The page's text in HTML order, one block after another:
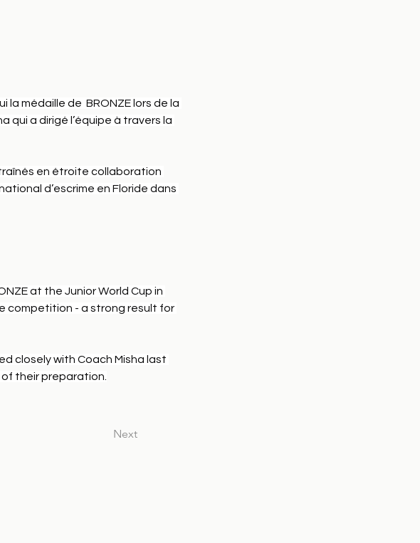
la médaille de  BRONZE lors de la
qui a dirigé l’équipe à travers la
en étroite collaboration
d’escrime en Floride dans
at the Junior World Cup in
competition - a strong result for
closely with Coach Misha last
their preparation.
Next